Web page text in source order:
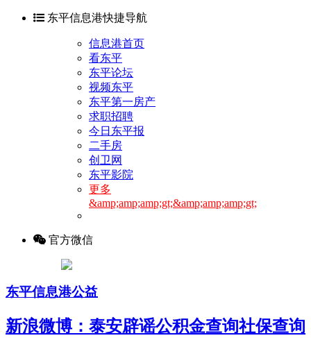
东平信息港快捷导航
信息港首页
看东平
东平论坛
视频东平
东平第一房产
求职招聘
今日东平报
二手房
创卫网
东平影院
更多
&amp;amp;amp;gt;&amp;amp;amp;gt;
官方微信
东平信息港公益
新浪微博：泰安辟谣公积金查询社保查询